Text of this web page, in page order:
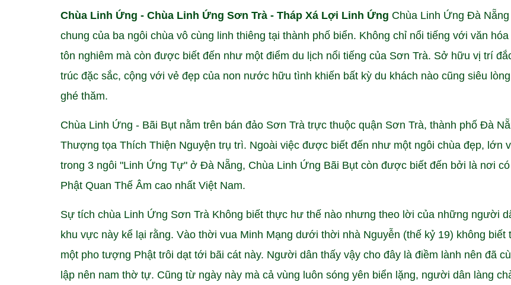
Chùa Linh Ứng - Chùa Linh Ứng Sơn Trà - Tháp Xá Lợi Linh Ứng Chùa Linh Ứng Đà Nẵng
chung của ba ngôi chùa vô cùng linh thiêng tại thành phố biển. Không chỉ nổi tiếng với văn hóa
tôn nghiêm mà còn được biết đến như một điểm du lịch nổi tiếng của Sơn Trà. Sở hữu vị trí
trúc đặc sắc, cộng với vẻ đẹp của non nước hữu tình khiến bất kỳ du khách nào cũng siêu
ghé thăm.
Chùa Linh Ứng - Bãi Bụt nằm trên bán đảo Sơn Trà trực thuộc quận Sơn Trà, thành phố Đà
Thượng tọa Thích Thiện Nguyện trụ trì. Ngoài việc được biết đến như một ngôi chùa đẹp, lớn
trong 3 ngôi "Linh Ứng Tự" ở Đà Nẵng, Chùa Linh Ứng Bãi Bụt còn được biết đến bởi là nơi
Phật Quan Thế Âm cao nhất Việt Nam.
Sự tích chùa Linh Ứng Sơn Trà Không biết thực hư thế nào nhưng theo lời của những người
khu vực này kể lại rằng. Vào thời vua Minh Mạng dưới thời nhà Nguyễn (thế kỷ 19) không biết
một pho tượng Phật trôi dạt tới bãi cát này. Người dân thấy vậy cho đây là điềm lành nên đã
lập nên nam thờ tự. Cũng từ ngày này mà cả vùng luôn sóng yên biển lặng, người dân làng